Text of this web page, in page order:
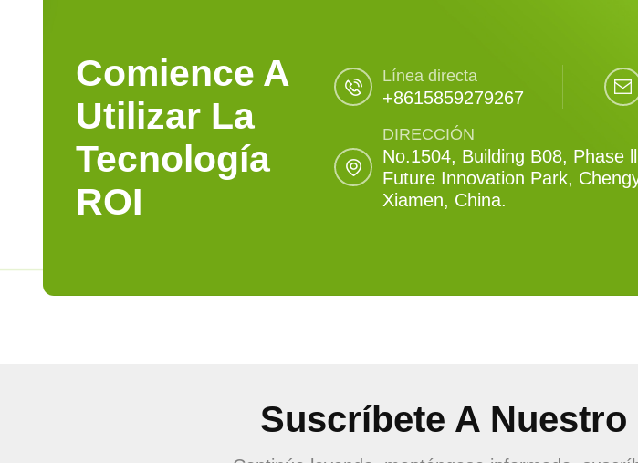
Comience A
Utilizar La
Tecnología
ROI
Línea directa
+8615859279267
DIRECCIÓN
No.1504, Building B08, Phase
Future Innovation Park,
Xiamen, China.
Suscríbete A